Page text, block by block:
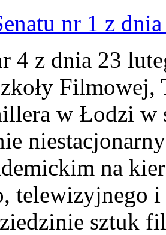
nr 1 z
4 z dnia 23
w Łodzi w
na
telewizyjnego i
sztuk